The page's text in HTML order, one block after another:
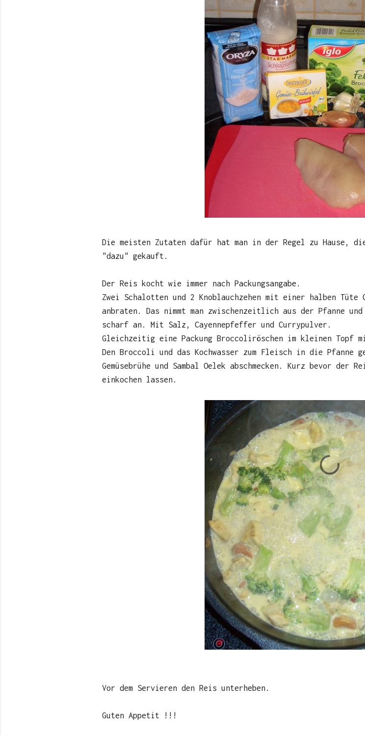
Die meisten Zutaten dafür hat man in der Regel zu Hause,
"dazu" gekauft.
Der Reis kocht wie immer nach Packungsangabe.
Zwei Schalotten und 2 Knoblauchzehen mit einer halben
anbraten. Das nimmt man zwischenzeitlich aus der Pfanne
scharf an. Mit Salz, Cayennepfeffer und Currypulver.
Gleichzeitig eine Packung Broccoliröschen im kleinen Topf
Den Broccoli und das Kochwasser zum Fleisch in die Pfanne
Gemüsebrühe und Sambal Oelek abschmecken. Kurz bevor
einkochen lassen.
Vor dem Servieren den Reis unterheben.
Guten Appetit !!!